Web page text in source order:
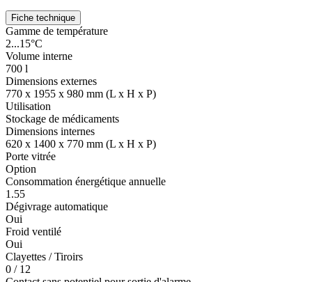
Fiche technique
Gamme de température
2...15°C
Volume interne
700 l
Dimensions externes
770 x 1955 x 980 mm (L x H x P)
Utilisation
Stockage de médicaments
Dimensions internes
620 x 1400 x 770 mm (L x H x P)
Porte vitrée
Option
Consommation énergétique annuelle
1.55
Dégivrage automatique
Oui
Froid ventilé
Oui
Clayettes / Tiroirs
0 / 12